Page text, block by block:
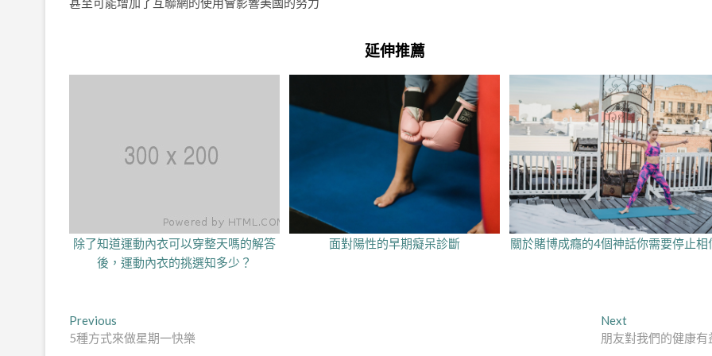
延伸推薦
除了知道運動內衣可以穿整天嗎的解答
後，運動內衣的挑選知多少？
面對陽性的早期癡呆診斷 關於賭博成癮的4個神話你需要停止相
文
章
Previous
post:
5種方式來做星期一快樂
NextNext
post:
朋友對我們的健康有